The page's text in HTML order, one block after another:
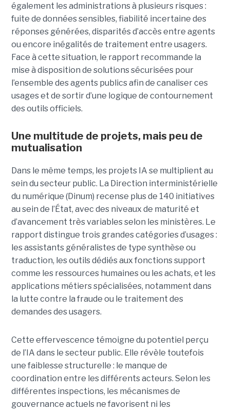
également les administrations à plusieurs risques :
fuite de données sensibles, fiabilité incertaine des
réponses générées, disparités d’accès entre agents
ou encore inégalités de traitement entre usagers.
Face à cette situation, le rapport recommande la
mise à disposition de solutions sécurisées pour
l’ensemble des agents publics afin de canaliser ces
usages et de sortir d’une logique de contournement
des outils officiels.
Une multitude de projets, mais peu de
mutualisation
Dans le même temps, les projets IA se multiplient au
sein du secteur public. La Direction interministérielle
du numérique (Dinum) recense plus de 140 initiatives
au sein de l’État, avec des niveaux de maturité et
d’avancement très variables selon les ministères. Le
rapport distingue trois grandes catégories d’usages :
les assistants généralistes de type synthèse ou
traduction, les outils dédiés aux fonctions support
comme les ressources humaines ou les achats, et les
applications métiers spécialisées, notamment dans
la lutte contre la fraude ou le traitement des
demandes des usagers.
Cette effervescence témoigne du potentiel perçu
de l’IA dans le secteur public. Elle révèle toutefois
une faiblesse structurelle : le manque de
coordination entre les différents acteurs. Selon les
différentes inspections, les mécanismes de
gouvernance actuels ne favorisent ni les